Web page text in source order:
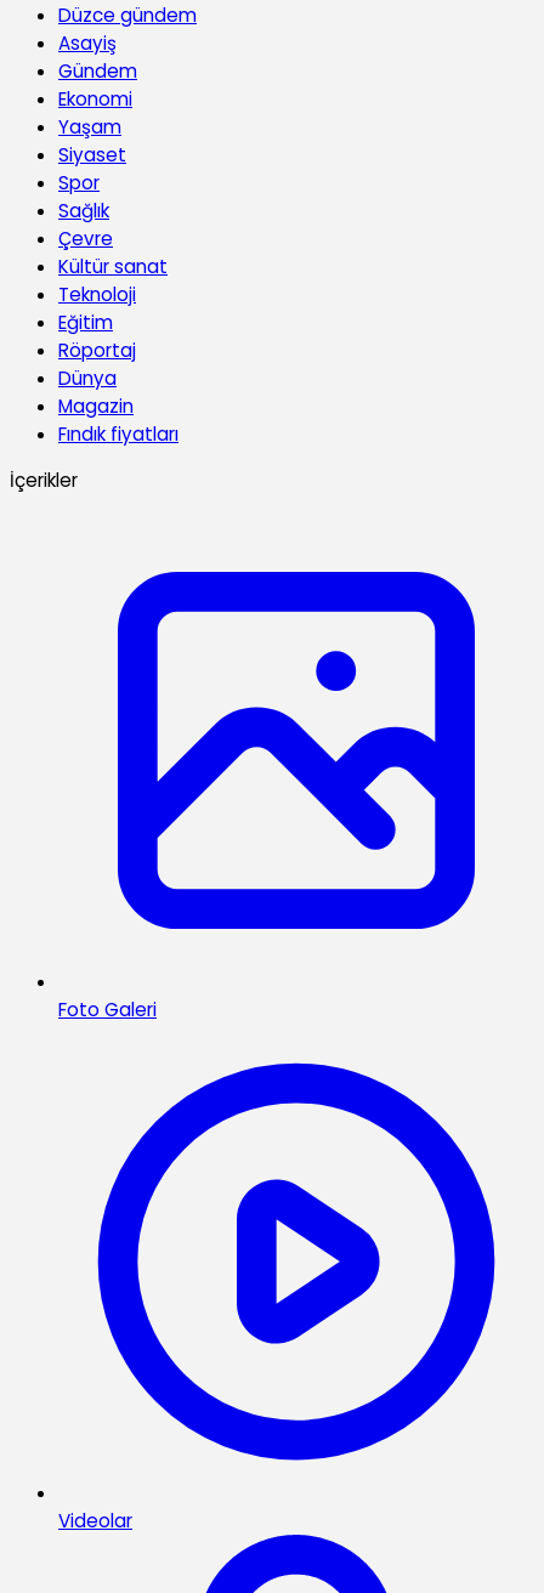
Düzce gündem
Asayiş
Gündem
Ekonomi
Yaşam
Siyaset
Spor
Sağlık
Çevre
Kültür sanat
Teknoloji
Eğitim
Röportaj
Dünya
Magazin
Fındık fiyatları
İçerikler
Foto Galeri
Videolar